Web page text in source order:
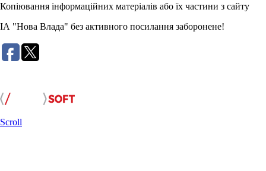
Копіювання інформаційних матеріалів або їх частини з сайту
ІА "Нова Влада" без активного посилання заборонене!
Scroll